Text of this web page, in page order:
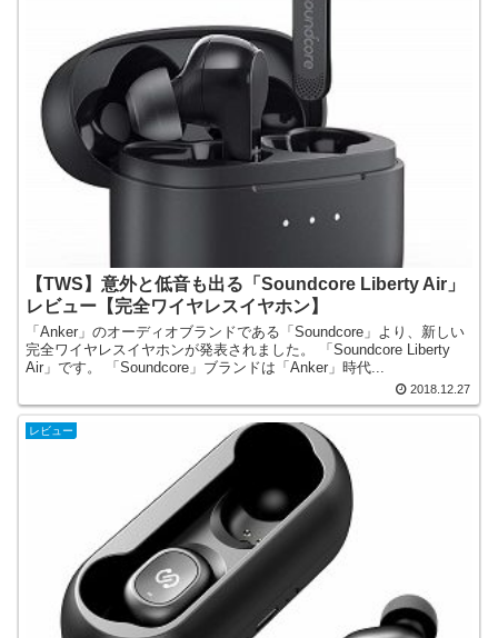
【TWS】意外と低音も出る「Soundcore Liberty Air」
レビュー【完全ワイヤレスイヤホン】
「Anker」のオーディオブランドである「Soundcore」より、新しい
完全ワイヤレスイヤホンが発表されました。 「Soundcore Liberty
Air」です。 「Soundcore」ブランドは「Anker」時代...
2018.12.27
レビュー